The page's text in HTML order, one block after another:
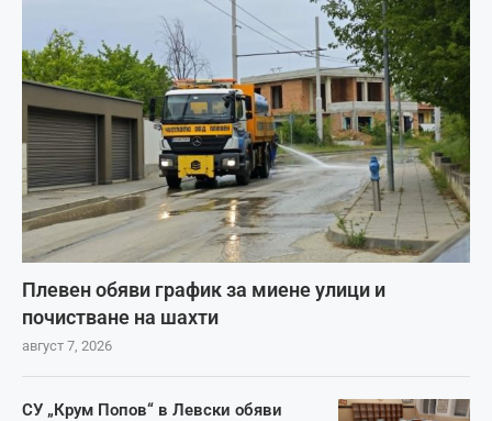
Плевен обяви график за миене улици и
почистване на шахти
август 7, 2026
СУ „Крум Попов“ в Левски обяви